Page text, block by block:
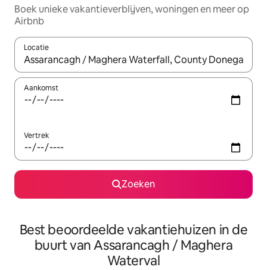
Boek unieke vakantieverblijven, woningen en meer op
Airbnb
Locatie
Wanneer er resultaten beschikbaar zijn, maak je een keuze
Aankomst
Vertrek
Zoeken
Best beoordeelde vakantiehuizen in de
buurt van Assarancagh / Maghera
Waterval